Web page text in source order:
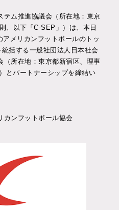
テム推進協議会（所在地：東京
、以下「C-SEP」）は、本日
アメリカンフットボールのトッ
括する一般社団法人日本社会
（所在地：東京都新宿区、理事
とパートナーシップを締結い
カンフットボール協会